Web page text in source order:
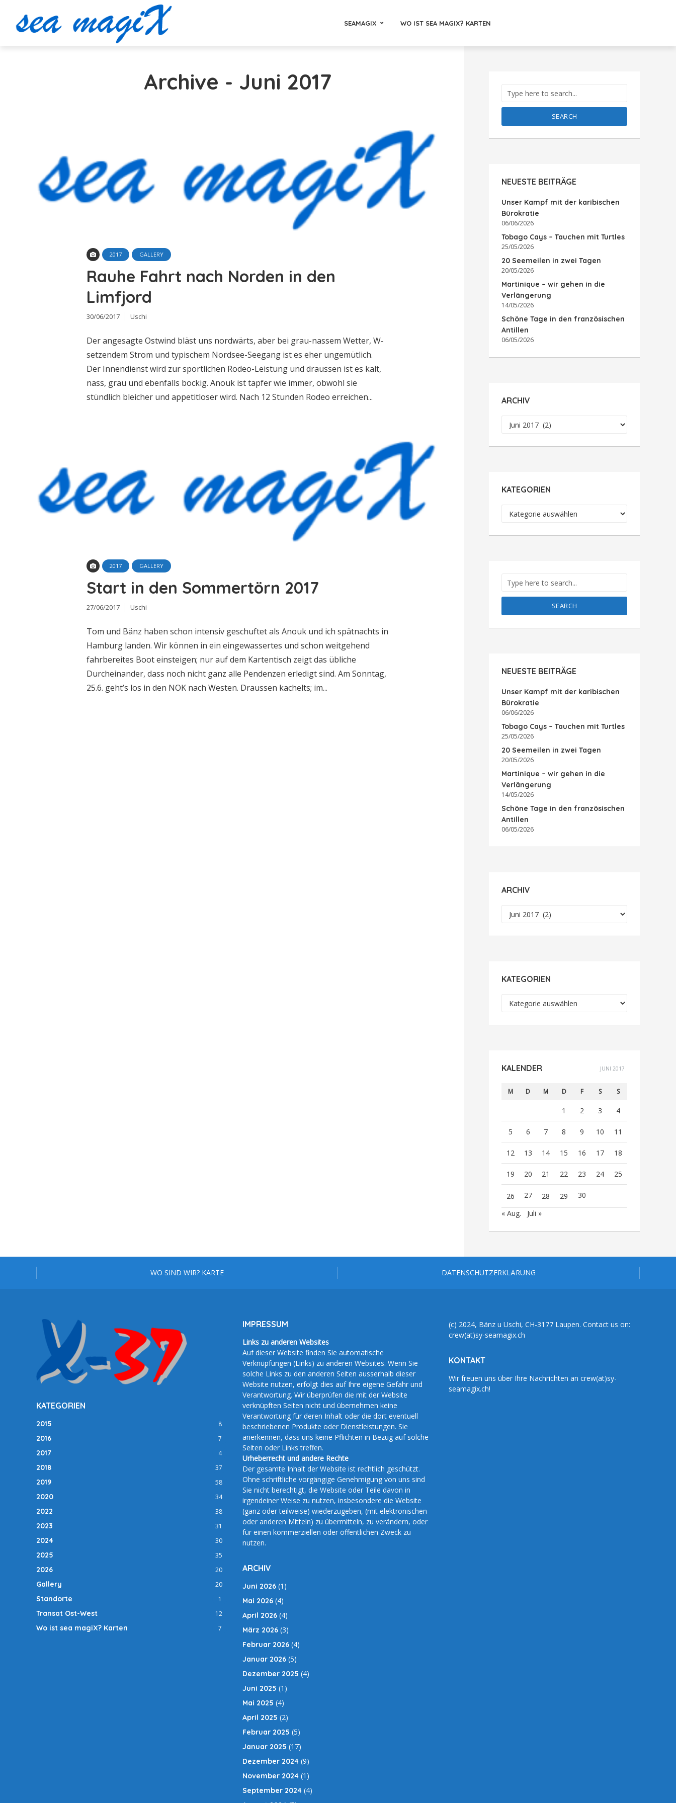
SEAMAGIX WO IST SEA MAGIX? KARTEN
Archive - Juni 2017
2017 GALLERY
Rauhe Fahrt nach Norden in den
Limfjord
30/06/2017 Uschi
Der angesagte Ostwind bläst uns nordwärts, aber bei grau-nassem Wetter, W-
setzendem Strom und typischem Nordsee-Seegang ist es eher ungemütlich.
Der Innendienst wird zur sportlichen Rodeo-Leistung und draussen ist es kalt,
nass, grau und ebenfalls bockig. Anouk ist tapfer wie immer, obwohl sie
stündlich bleicher und appetitloser wird. Nach 12 Stunden Rodeo erreichen...
2017 GALLERY
Start in den Sommertörn 2017
27/06/2017 Uschi
Tom und Bänz haben schon intensiv geschuftet als Anouk und ich spätnachts in
Hamburg landen. Wir können in ein eingewassertes und schon weitgehend
fahrbereites Boot einsteigen; nur auf dem Kartentisch zeigt das übliche
Durcheinander, dass noch nicht ganz alle Pendenzen erledigt sind. Am Sonntag,
25.6. geht’s los in den NOK nach Westen. Draussen kachelts; im...
SEARCH
NEUESTE BEITRÄGE
Unser Kampf mit der karibischen
Bürokratie
06/06/2026
Tobago Cays – Tauchen mit Turtles
25/05/2026
20 Seemeilen in zwei Tagen
20/05/2026
Martinique – wir gehen in die
Verlängerung
14/05/2026
Schöne Tage in den französischen
Antillen
06/05/2026
ARCHIV
Archiv
KATEGORIEN
SEARCH
NEUESTE BEITRÄGE
Unser Kampf mit der karibischen
Bürokratie
06/06/2026
Tobago Cays – Tauchen mit Turtles
25/05/2026
20 Seemeilen in zwei Tagen
20/05/2026
Martinique – wir gehen in die
Verlängerung
14/05/2026
Schöne Tage in den französischen
Antillen
06/05/2026
ARCHIV
Archiv
KATEGORIEN
KALENDER JUNI 2017
M D M D F S S
1 2 3 4
5 6 7 8 9 10 11
12 13 14 15 16 17 18
19 20 21 22 23 24 25
26 27 28 29
30
« Aug.
Juli »
WO SIND WIR? KARTE DATENSCHUTZERKLÄRUNG
KATEGORIEN
2015 8
2016 7
2017 4
2018 37
2019 58
2020 34
2022 38
2023 31
2024 30
2025 35
2026 20
Gallery 20
Standorte 1
Transat Ost-West 12
Wo ist sea magiX? Karten 7
IMPRESSUM
Links zu anderen Websites
Auf dieser Website finden Sie automatische
Verknüpfungen (Links) zu anderen Websites. Wenn Sie
solche Links zu den anderen Seiten ausserhalb dieser
Website nutzen, erfolgt dies auf Ihre eigene Gefahr und
Verantwortung. Wir überprüfen die mit der Website
verknüpften Seiten nicht und übernehmen keine
Verantwortung für deren Inhalt oder die dort eventuell
beschriebenen Produkte oder Dienstleistungen. Sie
anerkennen, dass uns keine Pflichten in Bezug auf solche
Seiten oder Links treffen.
Urheberrecht und andere Rechte
Der gesamte Inhalt der Website ist rechtlich geschützt.
Ohne schriftliche vorgängige Genehmigung von uns sind
Sie nicht berechtigt, die Website oder Teile davon in
irgendeiner Weise zu nutzen, insbesondere die Website
(ganz oder teilweise) wiederzugeben, (mit elektronischen
oder anderen Mitteln) zu übermitteln, zu verändern, oder
für einen kommerziellen oder öffentlichen Zweck zu
nutzen.
ARCHIV
Juni 2026 (1)
Mai 2026 (4)
April 2026 (4)
März 2026 (3)
Februar 2026 (4)
Januar 2026 (5)
Dezember 2025 (4)
Juni 2025 (1)
Mai 2025 (4)
April 2025 (2)
Februar 2025 (5)
Januar 2025 (17)
Dezember 2024 (9)
November 2024 (1)
September 2024 (4)
(c) 2024, Bänz u Uschi, CH-3177 Laupen. Contact us on:
crew(at)sy-seamagix.ch
KONTAKT
Wir freuen uns über Ihre Nachrichten an crew(at)sy-
seamagix.ch!